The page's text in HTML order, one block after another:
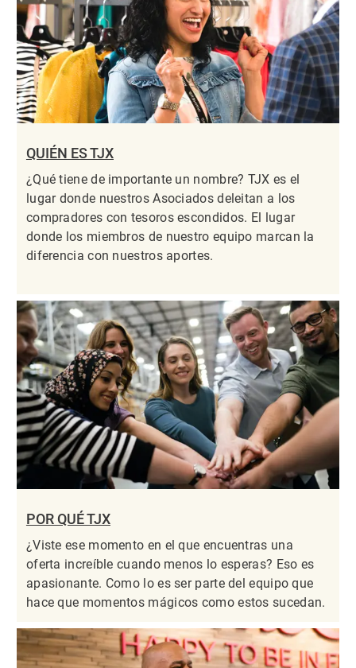
QUIÉN ES TJX
¿Qué tiene de importante un nombre? TJX es el
lugar donde nuestros Asociados deleitan a los
compradores con tesoros escondidos. El lugar
donde los miembros de nuestro equipo marcan la
diferencia con nuestros aportes.
POR QUÉ TJX
¿Viste ese momento en el que encuentras una
oferta increíble cuando menos lo esperas? Eso es
apasionante. Como lo es ser parte del equipo que
hace que momentos mágicos como estos sucedan.